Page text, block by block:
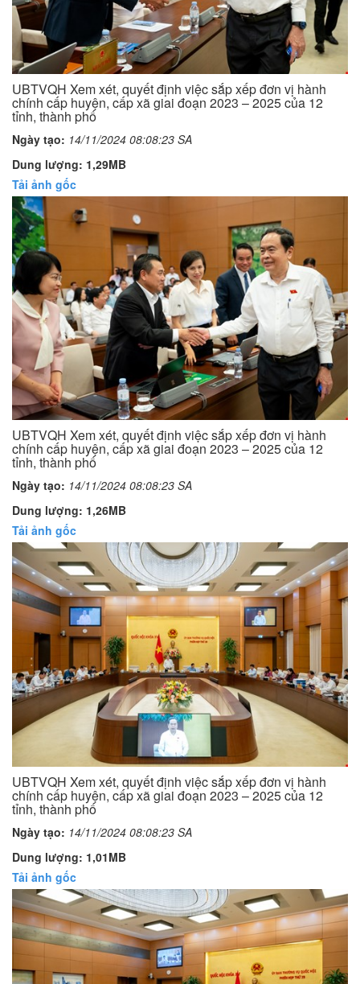
UBTVQH Xem xét, quyết định việc sắp xếp đơn vị hành
chính cấp huyện, cấp xã giai đoạn 2023 – 2025 của 12
tỉnh, thành phố
Ngày tạo: 14/11/2024 08:08:23 SA
Dung lượng: 1,29MB
Tải ảnh gốc
UBTVQH Xem xét, quyết định việc sắp xếp đơn vị hành
chính cấp huyện, cấp xã giai đoạn 2023 – 2025 của 12
tỉnh, thành phố
Ngày tạo: 14/11/2024 08:08:23 SA
Dung lượng: 1,26MB
Tải ảnh gốc
UBTVQH Xem xét, quyết định việc sắp xếp đơn vị hành
chính cấp huyện, cấp xã giai đoạn 2023 – 2025 của 12
tỉnh, thành phố
Ngày tạo: 14/11/2024 08:08:23 SA
Dung lượng: 1,01MB
Tải ảnh gốc